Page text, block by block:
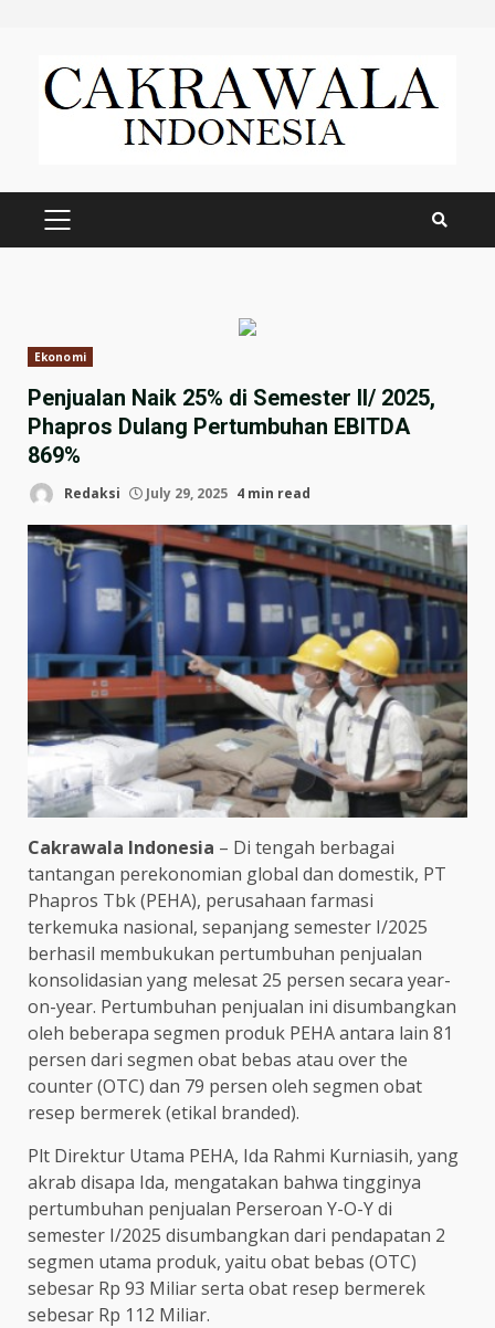
content
PRIMARY
Ekonomi
Penjualan Naik 25% di Semester II/ 2025,
Phapros Dulang Pertumbuhan EBITDA
869%
Redaksi July 29, 2025 4 min read
Cakrawala Indonesia – Di tengah berbagai
tantangan perekonomian global dan domestik, PT
Phapros Tbk (PEHA), perusahaan farmasi
terkemuka nasional, sepanjang semester I/2025
berhasil membukukan pertumbuhan penjualan
konsolidasian yang melesat 25 persen secara year-
on-year. Pertumbuhan penjualan ini disumbangkan
oleh beberapa segmen produk PEHA antara lain 81
persen dari segmen obat bebas atau over the
counter (OTC) dan 79 persen oleh segmen obat
resep bermerek (etikal branded).
Plt Direktur Utama PEHA, Ida Rahmi Kurniasih, yang
akrab disapa Ida, mengatakan bahwa tingginya
pertumbuhan penjualan Perseroan Y-O-Y di
semester I/2025 disumbangkan dari pendapatan 2
segmen utama produk, yaitu obat bebas (OTC)
sebesar Rp 93 Miliar serta obat resep bermerek
sebesar Rp 112 Miliar.